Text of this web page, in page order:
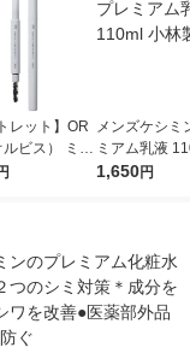
レット】OR
ルビス） ミス
ード＆アイ
メンズケシミ
ミアム乳液
林製薬
1,650円
ンのプレミアム化粧水
つのシミ対策＊成分を
ワを改善●医薬部外品
ぐ